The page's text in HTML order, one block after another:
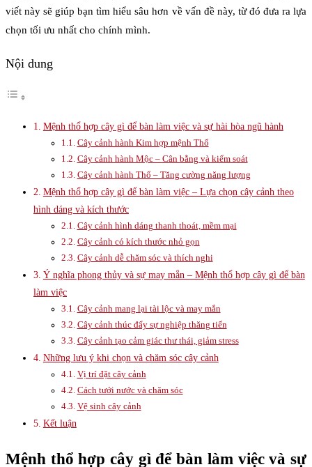
viết này sẽ giúp bạn tìm hiểu sâu hơn về vấn đề này, từ đó đưa ra lựa
chọn tối ưu nhất cho chính mình.
Nội dung
Mệnh thổ hợp cây gì để bàn làm việc và sự hài hòa ngũ hành
Cây cảnh hành Kim hợp mệnh Thổ
Cây cảnh hành Mộc – Cân bằng và kiểm soát
Cây cảnh hành Thổ – Tăng cường năng lượng
Mệnh thổ hợp cây gì để bàn làm việc – Lựa chọn cây cảnh theo
hình dáng và kích thước
Cây cảnh hình dáng thanh thoát, mềm mại
Cây cảnh có kích thước nhỏ gọn
Cây cảnh dễ chăm sóc và thích nghi
Ý nghĩa phong thủy và sự may mắn – Mệnh thổ hợp cây gì để bàn
làm việc
Cây cảnh mang lại tài lộc và may mắn
Cây cảnh thúc đẩy sự nghiệp thăng tiến
Cây cảnh tạo cảm giác thư thái, giảm stress
Những lưu ý khi chọn và chăm sóc cây cảnh
Vị trí đặt cây cảnh
Cách tưới nước và chăm sóc
Vệ sinh cây cảnh
Kết luận
Mệnh thổ hợp cây gì để bàn làm việc và sự